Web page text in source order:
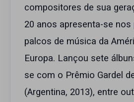
compositores de sua
20 anos apresenta-se nos
palcos de música da
Europa. Lançou sete
se com o Prêmio Gardel
(Argentina, 2013), entre